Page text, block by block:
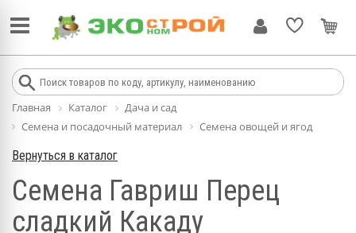
Главная Каталог
Дача и сад
Семена и посадочный материал
Семена овощей и ягод
Вернуться в каталог
Семена Гавриш Перец
сладкий Какаду